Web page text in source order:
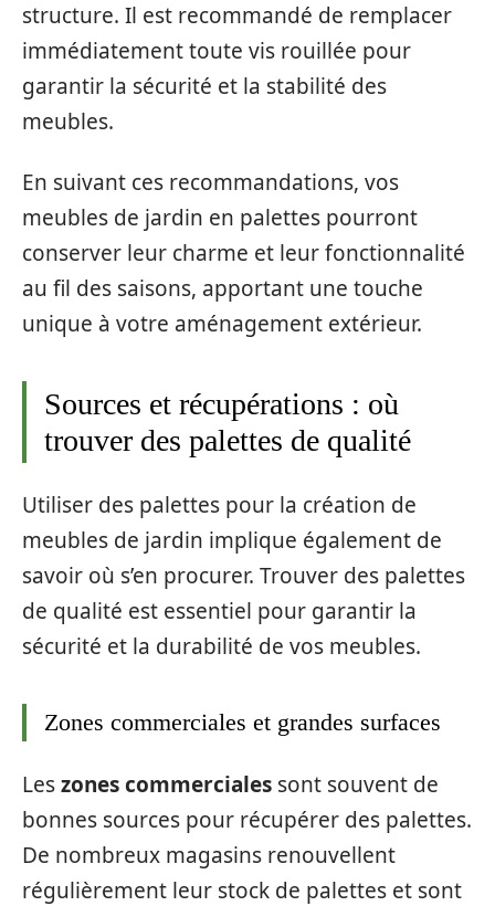
structure. Il est recommandé de remplacer
immédiatement toute vis rouillée pour
garantir la sécurité et la stabilité des
meubles.
En suivant ces recommandations, vos
meubles de jardin en palettes pourront
conserver leur charme et leur fonctionnalité
au fil des saisons, apportant une touche
unique à votre aménagement extérieur.
Sources et récupérations : où
trouver des palettes de qualité
Utiliser des palettes pour la création de
meubles de jardin implique également de
savoir où s’en procurer. Trouver des palettes
de qualité est essentiel pour garantir la
sécurité et la durabilité de vos meubles.
Zones commerciales et grandes surfaces
Leszones commerciales sont souvent de
bonnes sources pour récupérer des palettes.
De nombreux magasins renouvellent
régulièrement leur stock de palettes et sont